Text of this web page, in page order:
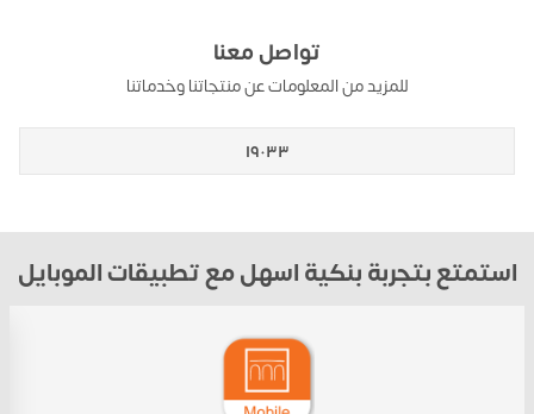
تواصل معنا
للمزيد من المعلومات عن منتجاتنا وخدماتنا
١٩٠٣٣
استمتع بتجربة بنكية اسهل مع تطبيقات الموبايل